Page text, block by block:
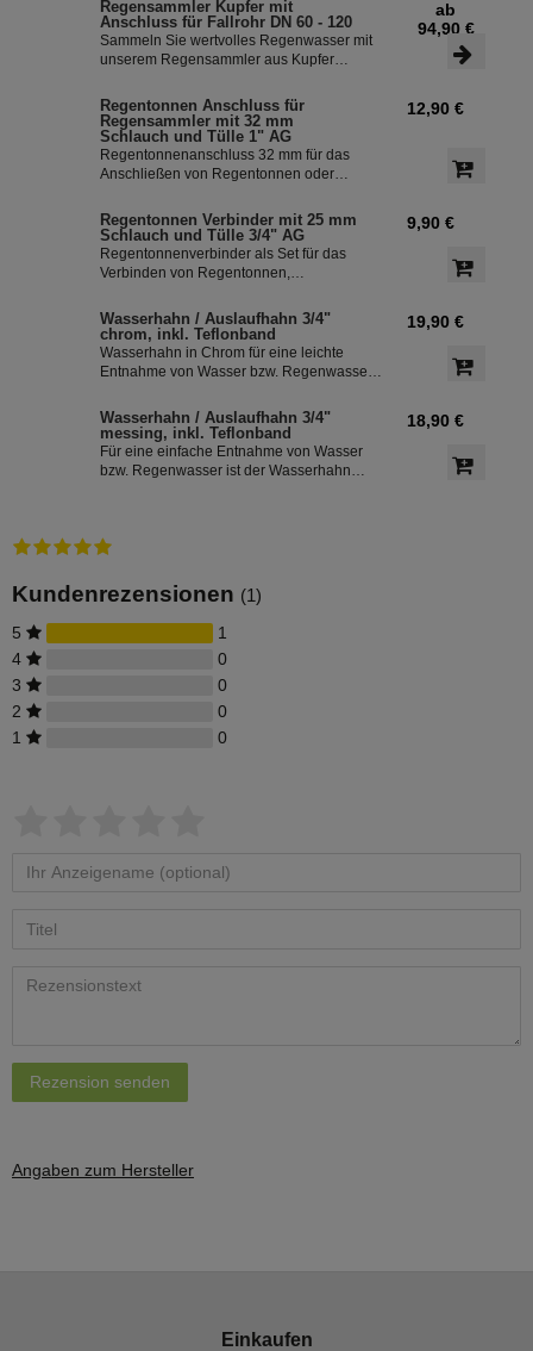
ist frostsicher und lässt sich durch das
Schiebeteil einfach ein- und ausbauen. Der
flexible Schlauchanschluss mit einer Länge
Regensammler Kupfer mit
Anschluss für Fallrohr DN 60 - 120
Sammeln Sie wertvolles Regenwasser mit
unserem Regensammler aus Kupfer
eine effiziente Nutzung des Regenwassers
und ist einfach zu installieren. Damit
können Sie bis zu 85 % des anfallenden
Regenwassers sammeln und in Ihre
Regentonne leiten.
ab
94,90 €
Regentonnen Anschluss für
Regensammler mit 32 mm
Schlauch und Tülle 1" AG
Regentonnenanschluss 32 mm für das
Anschließen von Regentonnen oder
Schlauchdurchmesser von 32 mm.
12,90 €
Regentonnen Verbinder mit 25 mm
Schlauch und Tülle 3/4" AG
Regentonnenverbinder als Set für das
Verbinden von Regentonnen,
Regenwassertank mit einem
Schlauchdurchmesser von 25 mm
9,90 €
Wasserhahn / Auslaufhahn 3/4"
chrom, inkl. Teflonband
Wasserhahn in Chrom für eine leichte
Entnahme von Wasser bzw. Regenwasser
ein 3/4 Zoll Außengewinde für eine
einfache Montage an der
Regenwassertonne. Das Teflonband
dichtete das Gewinde des Auslaufhahn ab.
19,90 €
Wasserhahn / Auslaufhahn 3/4"
messing, inkl. Teflonband
Für eine einfache Entnahme von Wasser
bzw. Regenwasser ist der Wasserhahn
Ein Teflonband für den Auslaufhahn ist im
18,90 €
Kundenrezensionen (1)
5
1
4
0
3
0
2
0
1
0
Rezension senden
Angaben zum Hersteller
Einkaufen